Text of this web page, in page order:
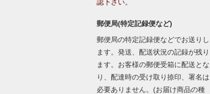
認下さい。
郵便局(特定記録便など)
郵便局の特定記録便などでお送りし
ます。発送、配送状況の記録が残り
ます。お客様の郵便受箱に配送とな
り、配達時の受け取り捺印、署名は
必要ありません。(お届け商品の種